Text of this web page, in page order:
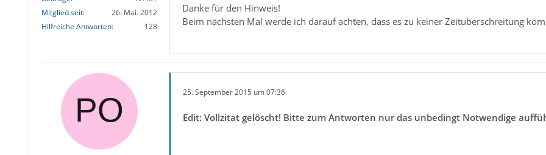
Mitglied seit
26. Mai. 2012
Hilfreiche Antworten
128
Danke für den Hinweis!
Beim nächsten Mal werde ich darauf achten, dass es zu keiner Zeitüberschreitung
25. September 2015 um 07:36
Edit: Vollzitat gelöscht! Bitte zum Antworten nur das unbedingt Notwendige